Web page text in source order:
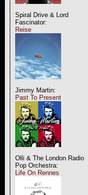
Spiral Drive & Lord
Fascinator:
Reise
Jimmy Martin:
Past To Present
Olli & The London Radio
Pop Orchestra:
Life On Rennes